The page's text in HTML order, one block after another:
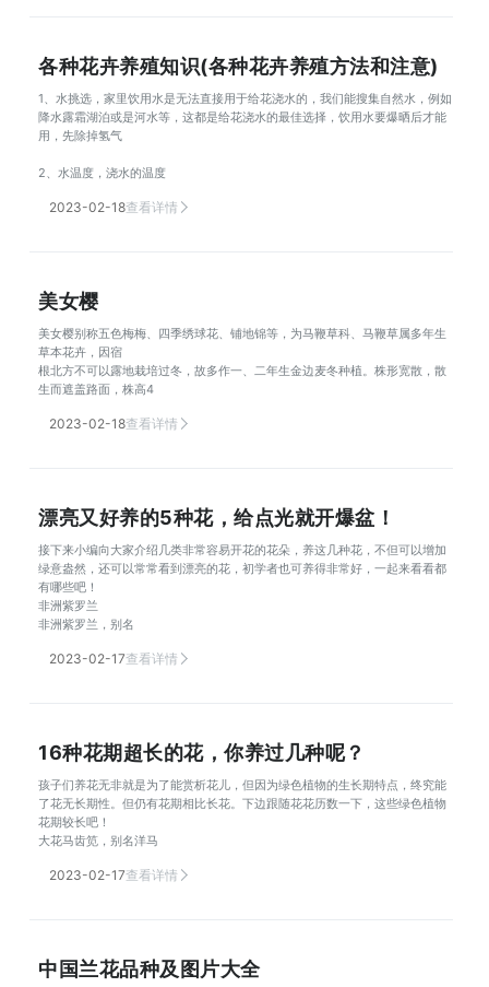
各种花卉养殖知识(各种花卉养殖方法和注意)
1、水挑选，家里饮用水是无法直接用于给花浇水的，我们能搜集自然水，例如
降水露霜湖泊或是河水等，这都是给花浇水的最佳选择，饮用水要爆晒后才能
用，先除掉氢气
2、水温度，浇水的温度
2023-02-18查看详情
美女樱
美女樱别称五色梅梅、四季绣球花、铺地锦等，为马鞭草科、马鞭草属多年生
草本花卉，因宿
根北方不可以露地栽培过冬，故多作一、二年生金边麦冬种植。株形宽散，散
生而遮盖路面，株高4
2023-02-18查看详情
漂亮又好养的5种花，给点光就开爆盆！
接下来小编向大家介绍几类非常容易开花的花朵，养这几种花，不但可以增加
绿意盎然，还可以常常看到漂亮的花，初学者也可养得非常好，一起来看看都
有哪些吧！
非洲紫罗兰
非洲紫罗兰，别名
2023-02-17查看详情
16种花期超长的花，你养过几种呢？
孩子们养花无非就是为了能赏析花儿，但因为绿色植物的生长期特点，终究能
了花无长期性。但仍有花期相比长花。下边跟随花花历数一下，这些绿色植物
花期较长吧！
大花马齿笕，别名洋马
2023-02-17查看详情
中国兰花品种及图片大全